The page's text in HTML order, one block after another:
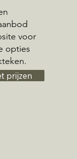
voor
opties
prijzen